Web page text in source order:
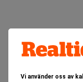
Vi använder oss av